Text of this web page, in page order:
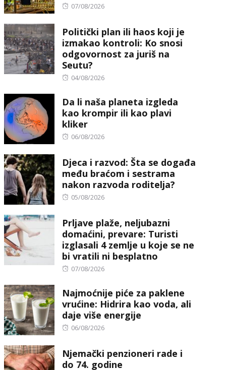
Posted
07/08/2026
Politički plan ili haos koji je
izmakao kontroli: Ko snosi
odgovornost za juriš na
Seutu?
Posted
04/08/2026
Da li naša planeta izgleda
kao krompir ili kao plavi
kliker
Posted
06/08/2026
Djeca i razvod: Šta se događa
među braćom i sestrama
nakon razvoda roditelja?
Posted
05/08/2026
Prljave plaže, neljubazni
domaćini, prevare: Turisti
izglasali 4 zemlje u koje se ne
bi vratili ni besplatno
Posted
07/08/2026
Najmoćnije piće za paklene
vrućine: Hidrira kao voda, ali
daje više energije
Posted
06/08/2026
Njemački penzioneri rade i
do 74. godine